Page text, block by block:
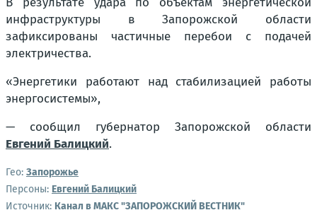
инфраструктуры в Запорожской области
зафиксированы частичные перебои с подачей
электричества.
«Энергетики работают над стабилизацией работы
энергосистемы»,
— сообщил губернатор Запорожской области
Евгений Балицкий.
Гео: Запорожье
Персоны: Евгений Балицкий
Источник: Канал в МАКС "ЗАПОРОЖСКИЙ ВЕСТНИК"